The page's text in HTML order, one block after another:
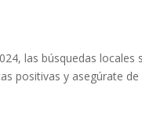
las búsquedas
positivas y asegúrate